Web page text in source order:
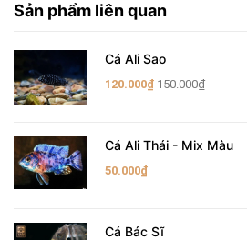
Sản phẩm liên quan
Cá Ali Sao
120.000₫ 150.000₫
Cá Ali Thái - Mix Màu
50.000₫
Cá Bác Sĩ